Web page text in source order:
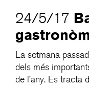
24/5/17
La setmana
dels més
de l’any. Es tracta